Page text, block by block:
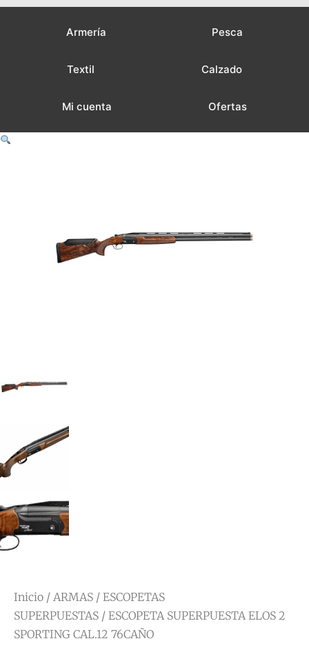
Armería Pesca
Textil Calzado
Mi cuenta Ofertas
Inicio / ARMAS / ESCOPETAS
SUPERPUESTAS / ESCOPETA SUPERPUESTA ELOS 2
SPORTING CAL.12 76CAÑO